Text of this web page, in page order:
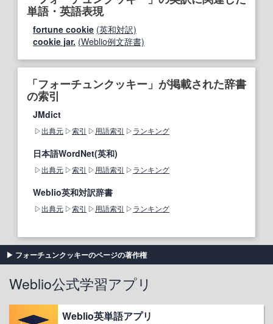
単語・英語表現
fortune cookie (英和対訳)
cookie jar. (Weblio例文辞書)
「フォーチュンクッキー」が掲載された辞書
の索引
JMdict
出典元 索引 用語索引 ランキング
日本語WordNet(英和)
出典元 索引 用語索引 ランキング
Weblio英和対訳辞書
出典元 索引 用語索引 ランキング
フォーチュンクッキーのページの著作権
Weblio公式学習アプリ
Weblio英単語アプリ